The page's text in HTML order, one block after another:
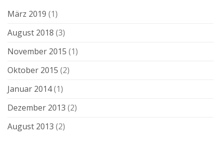
März 2019 (1)
August 2018 (3)
November 2015 (1)
Oktober 2015 (2)
Januar 2014(1)
Dezember 2013 (2)
August 2013 (2)